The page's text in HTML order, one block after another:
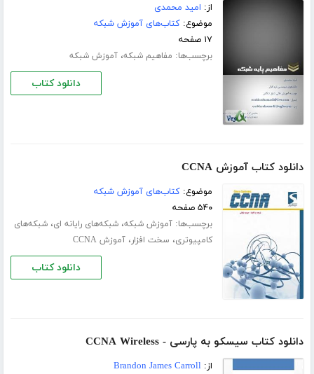
از: امید محمدی
موضوع:کتاب‌های آموزش شبکه
۱۷ صفحه
برچسب‌ها: مفاهیم شبکه،آموزش شبکه
دانلود کتاب
دانلود کتاب آموزش CCNA
موضوع:کتاب‌های آموزش شبکه
۵۴۰ صفحه
برچسب‌ها:آموزش شبکه،شبکه‌های رایانه‌ ای،شبکه‌های
کامپیوتری، سخت افزار،آموزش CCNA
دانلود کتاب
دانلود کتاب سیسکو به پارسی - CCNA Wireless
از:Brandon James Carroll